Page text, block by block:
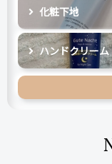
化粧下地
ハンドクリーム